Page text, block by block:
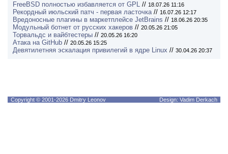
FreeBSD полностью избавляется от GPL // 18.07.26 11:16
Рекордный июльский патч - первая ласточка// 16.07.26 12:17
Вредоносные плагины в маркетплейсе JetBrains // 18.06.26 20:35
Модульный ботнет от русских хакеров // 20.05.26 21:05
Торвальдс и вайбтестеры // 20.05.26 16:20
Атака на GitHub // 20.05.26 15:25
Девятилетняя эскалация привилегий в ядре Linux // 30.04.26 20:37
Copyright © 2001-2026 Dmitry Leonov Design: Vadim Derkach